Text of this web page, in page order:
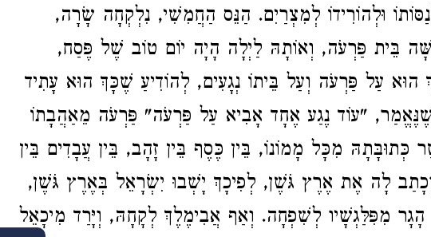
וּלְהוֹרִידוֹ לְמִצְרַיִם. הַנֵּס הַחֲמִשִׁי, נִלְקְחָה שָׂרָה,
בֵּית פַּרְעֹה, וְאוֹתָהּ לַיְלָה הָיָה יוֹם טוֹב שֶׁל פֶּסַח,
הוּא עַל פַּרְעֹה וְעַל בֵּיתוֹ נְגָעִים, לְהוֹדִיעַ שֶׁכָּךְ הוּא עָתִיד
"עוֹד נֶגַע אֶחָד אָבִיא עַל פַּרְעֹה" פַּרְעֹה מֵאַהֲבָתוֹ
מִכָּל מָמוֹנוֹ, בֵּין כֶּסֶף בֵּין זָהָב, בֵּין עֲבָדִים בֵּין
לָה אֶת אֶרֶץ גֹּשֶׁן, לְפִיכָךְ יָשְׁבוּ יִשְׂרָאֵל בְּאֶרֶץ גֹּשֶׁן,
מִפִּלַּגְשָׁיו לְשִׁפְחָה. וְאַף אֲבִימֶלֶךְ לְקָחָהּ, וְיָּרַד מִיכָאֵל